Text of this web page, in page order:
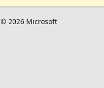
© 2026 Microsoft